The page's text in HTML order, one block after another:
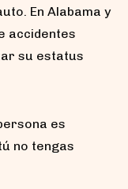
En Alabama y
accidentes
su estatus
es
no tengas